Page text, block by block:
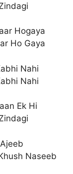
Hogaya
Ho Gaya
Nahi
Nahi
Ek Hi
Naseeb